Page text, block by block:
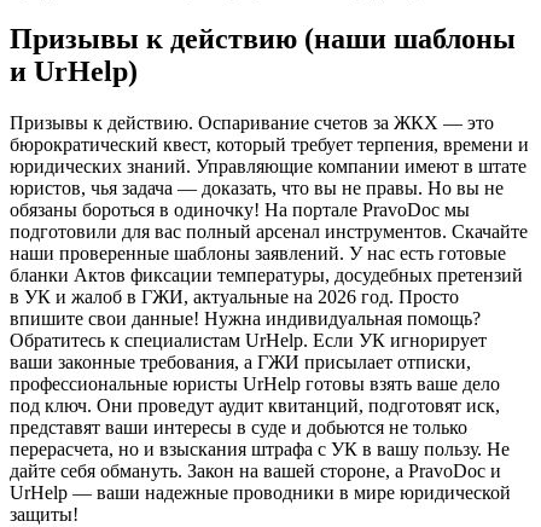
Призывы к действию (наши шаблоны
и UrHelp)
Призывы к действию. Оспаривание счетов за ЖКХ — это
бюрократический квест, который требует терпения, времени и
юридических знаний. Управляющие компании имеют в штате
юристов, чья задача — доказать, что вы не правы. Но вы не
обязаны бороться в одиночку! На портале PravoDoc мы
подготовили для вас полный арсенал инструментов. Скачайте
наши проверенные шаблоны заявлений. У нас есть готовые
бланки Актов фиксации температуры, досудебных претензий
в УК и жалоб в ГЖИ, актуальные на 2026 год. Просто
впишите свои данные! Нужна индивидуальная помощь?
Обратитесь к специалистам UrHelp. Если УК игнорирует
ваши законные требования, а ГЖИ присылает отписки,
профессиональные юристы UrHelp готовы взять ваше дело
под ключ. Они проведут аудит квитанций, подготовят иск,
представят ваши интересы в суде и добьются не только
перерасчета, но и взыскания штрафа с УК в вашу пользу. Не
дайте себя обмануть. Закон на вашей стороне, а PravoDoc и
UrHelp — ваши надежные проводники в мире юридической
защиты!